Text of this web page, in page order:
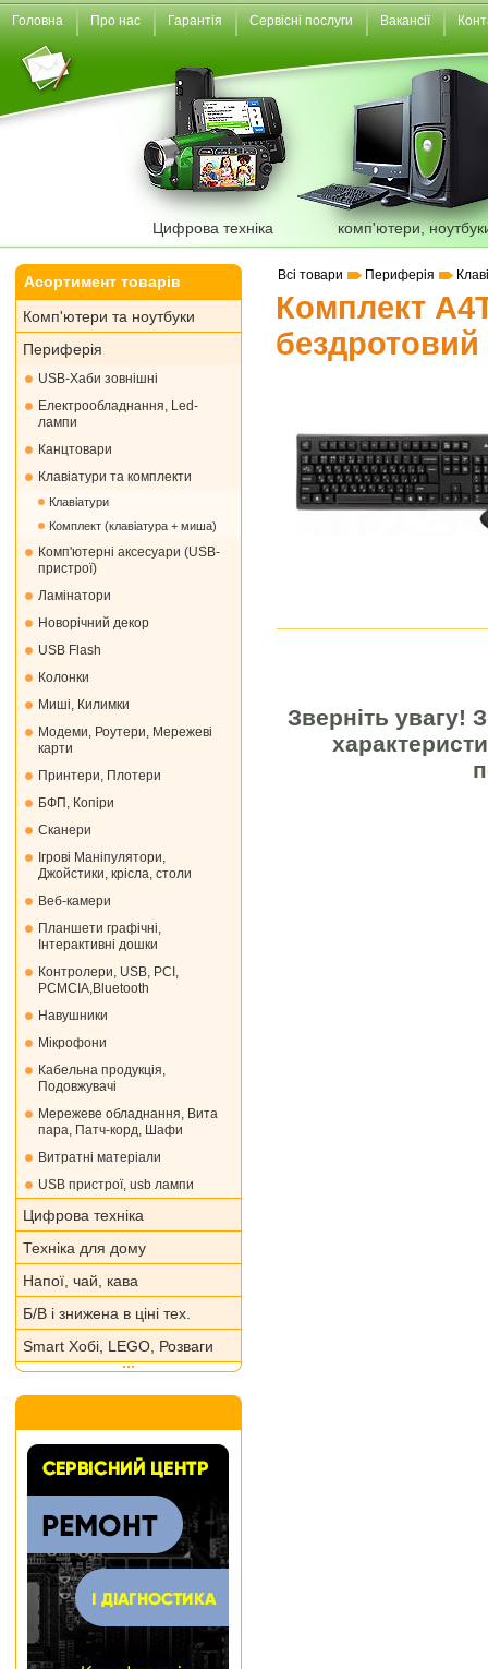
Головна Про нас Гарантія Сервісні послуги Вакансії
Цифрова техніка комп'ютери,
Асортимент товарів
Комп'ютери та ноутбуки
Периферія
USB-Хаби зовнішні
Електрообладнання, Led-
лампи
Канцтовари
Клавіатури та комплекти
Клавіатури
Комплект (клавіатура + миша)
Комп'ютерні аксесуари (USB-
пристрої)
Ламінатори
Новорічний декор
USB Flash
Колонки
Миші, Килимки
Модеми, Роутери, Мережеві
карти
Принтери, Плотери
БФП, Копіри
Сканери
Ігрові Маніпулятори,
Джойстики, крісла, столи
Веб-камери
Планшети графічні,
Інтерактивні дошки
Контролери, USB, PCI,
PCMCIA,Bluetooth
Навушники
Мікрофони
Кабельна продукція,
Подовжувачі
Мережеве обладнання, Вита
пара, Патч-корд, Шафи
Витратні матеріали
USB пристрої, usb лампи
Цифрова техніка
Техніка для дому
Напої, чай, кава
Б/В і знижена в ціні тех.
Smart Хобі, LEGO, Розваги
Всі товари Периферія
Комплект
Зверніть увагу!